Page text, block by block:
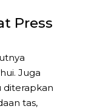
Press
Juga
diterapkan
tas,